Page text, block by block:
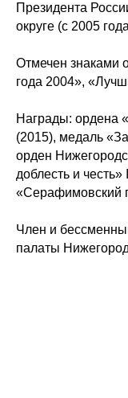
Президента
округе (с 2005
Отмечен знаками
года 2004»,
Награды: ордена
(2015), медаль
орден
доблесть и
«Серафимовский
Член и
палаты